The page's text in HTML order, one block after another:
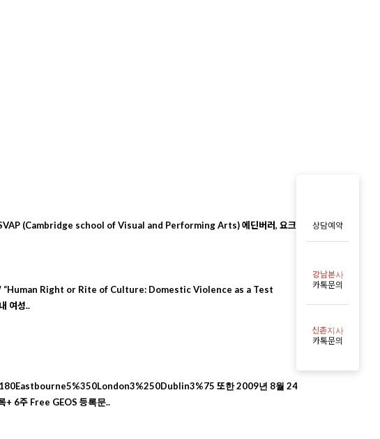
상담예약
강남본사
카톡문의
신촌지사
카톡문의
(Cambridge school of Visual and Performing Arts) 에딘버러, 요크,
“Human Right or Rite of Culture: Domestic Violence as a Test
여성..
또한 2009년 8월 24
+ 6주 Free GEOS 등록문..